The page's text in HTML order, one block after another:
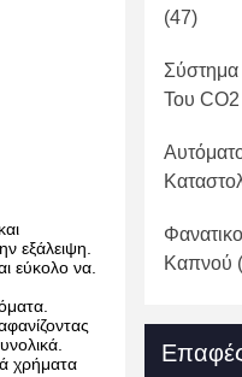
εξάλειψη.
εύκολο να.
χρήματα
(47)
Σύστημα
Του CO2
Καπνού